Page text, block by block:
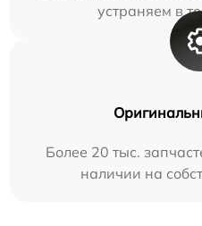
устраняем в
Более 20 тыс.
наличии на